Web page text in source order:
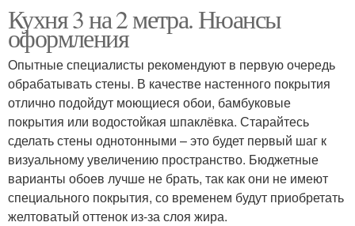
Кухня 3 на 2 метра. Нюансы
оформления
Опытные специалисты рекомендуют в первую очередь
обрабатывать стены. В качестве настенного покрытия
отлично подойдут моющиеся обои, бамбуковые
покрытия или водостойкая шпаклёвка. Старайтесь
сделать стены однотонными – это будет первый шаг к
визуальному увеличению пространство. Бюджетные
варианты обоев лучше не брать, так как они не имеют
специального покрытия, со временем будут приобретать
желтоватый оттенок из-за слоя жира.